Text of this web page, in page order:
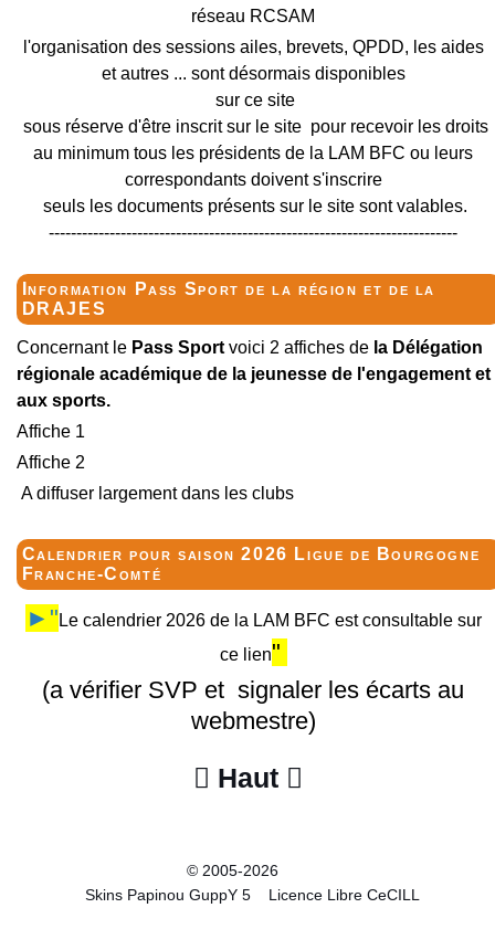
réseau RCSAM
l'organisation des sessions ailes, brevets, QPDD, les aides
et autres ... sont désormais disponibles
sur ce site
sous réserve d'être inscrit sur le site pour recevoir les droits
au minimum tous les présidents de la LAM BFC ou leurs
correspondants doivent s'inscrire
seuls les documents présents sur le site sont valables.
--------------------------------------------------------------------------
Information Pass Sport de la région et de la
DRAJES
Concernant lePass Sportvoici 2 affiches dela Délégation
régionale académique de la jeunesse de l'engagement et
aux sports.
Affiche 1
Affiche 2
A diffuser largement dans les clubs
Calendrier pour saison 2026 Ligue de Bourgogne
Franche-Comté
►" Le calendrier 2026 de la LAM BFC est consultable sur
ce lien"
(a vérifier SVP et signaler les écarts au
webmestre)
 Haut 
© 2005-2026
Skins Papinou GuppY 5
Licence Libre CeCILL